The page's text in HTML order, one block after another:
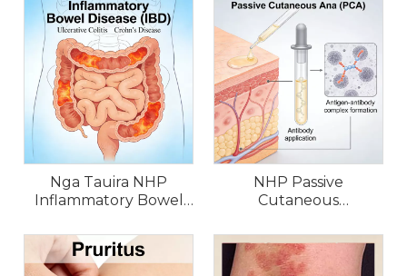
Nga Tauira NHP
Inflammatory Bowel
NHP Passive
Cutaneous
Tauira